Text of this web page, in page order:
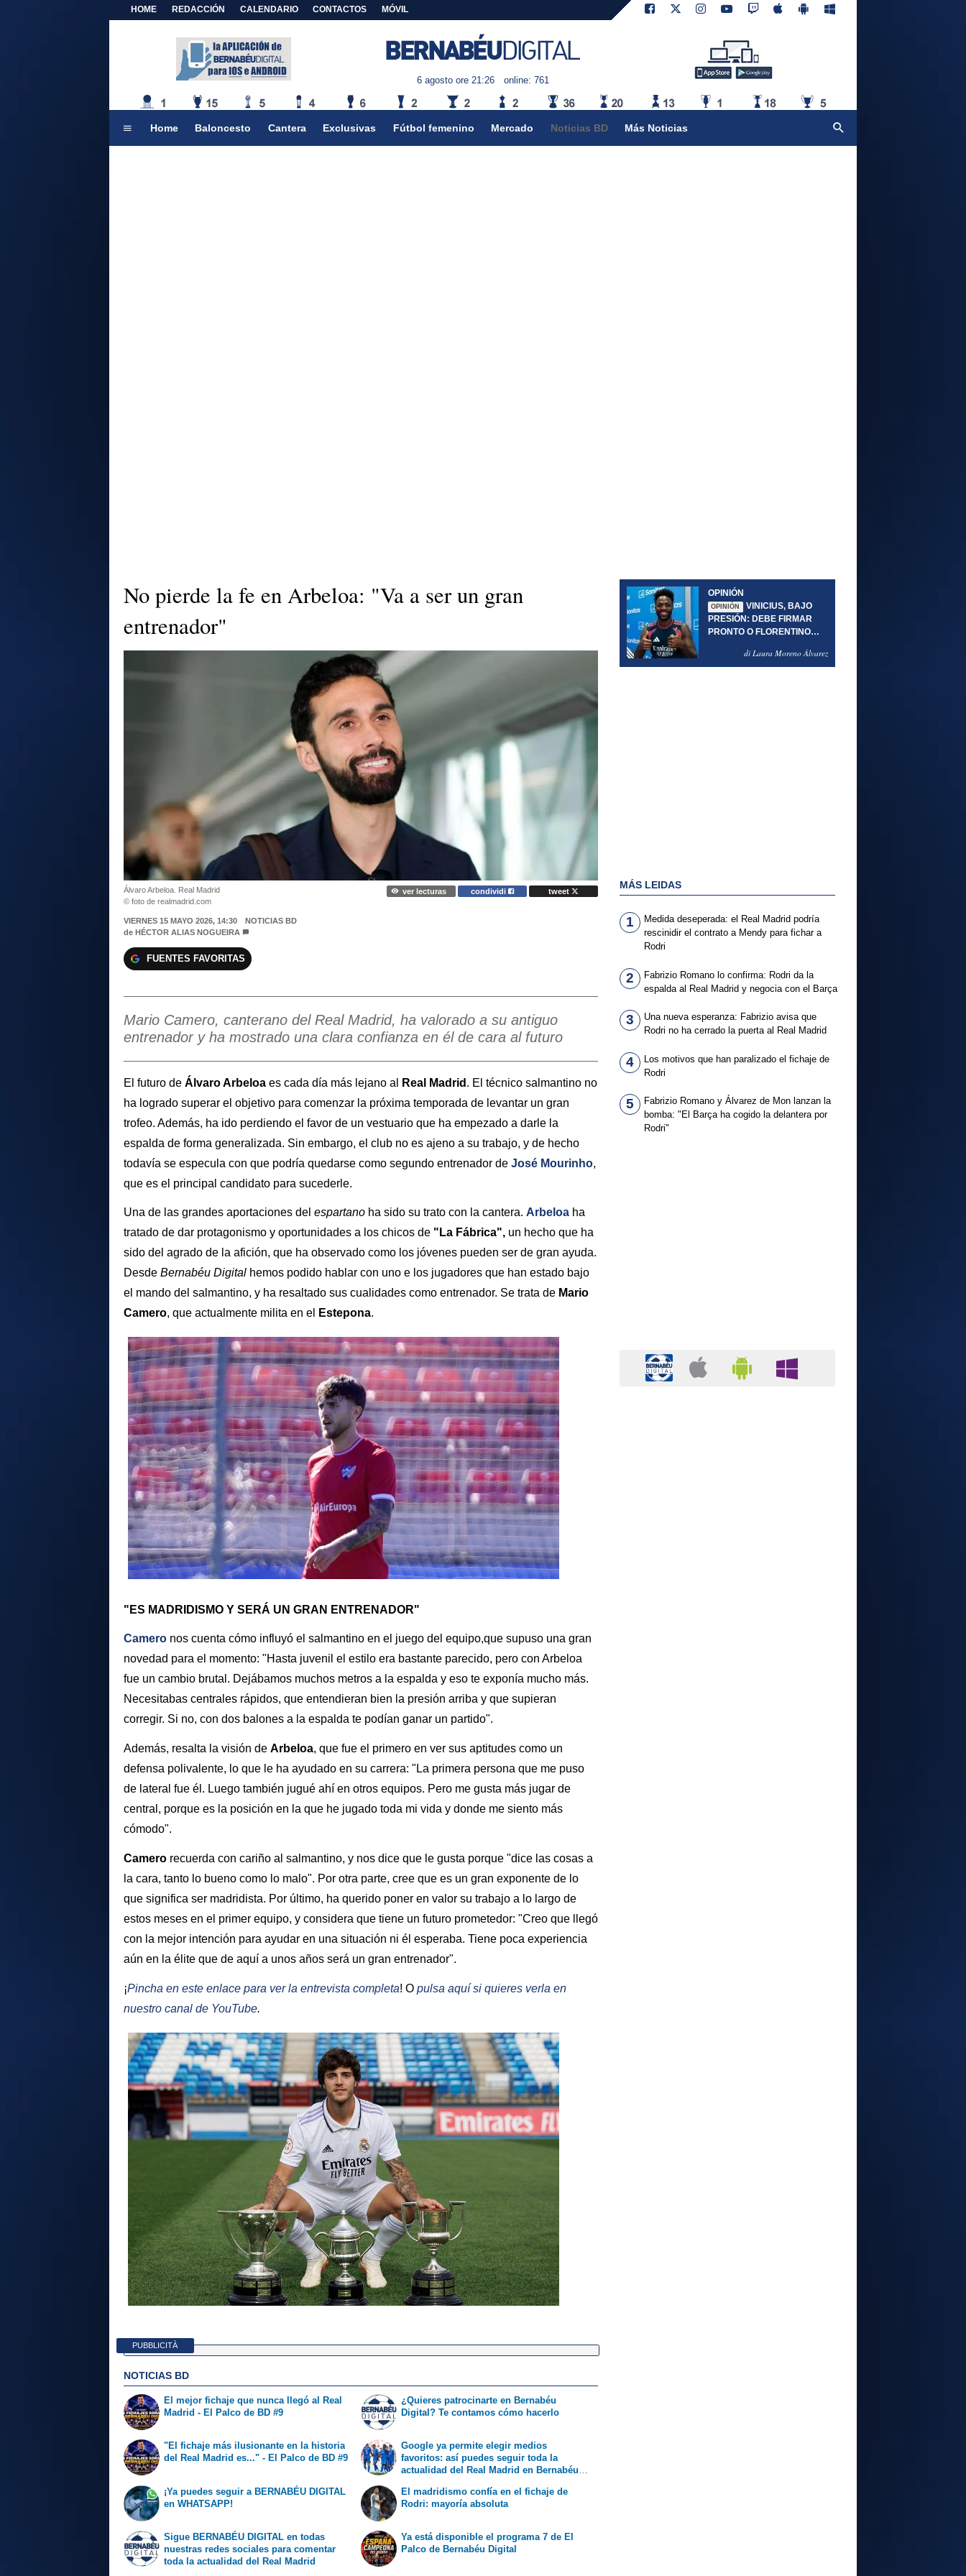
HOME REDACCIÓN CALENDARIO CONTACTOS MÓVIL
6 agosto ore 21:26 online: 761
Home Baloncesto Cantera Exclusivas Fútbol femenino Mercado Noticias BD Más Noticias
No pierde la fe en Arbeloa: "Va a ser un gran
entrenador"
Álvaro Arbeloa. Real Madrid
© foto de realmadrid.com
ver lecturas condividi tweet
VIERNES 15 MAYO 2026, 14:30
NOTICIAS BD
de HÉCTOR ALIAS NOGUEIRA
FUENTES FAVORITAS
Mario Camero, canterano del Real Madrid, ha valorado a su antiguo
entrenador y ha mostrado una clara confianza en él de cara al futuro
El futuro de Álvaro Arbeloa es cada día más lejano al Real Madrid . El técnico salmantino no
ha logrado superar el objetivo para comenzar la próxima temporada de levantar un gran
trofeo. Además, ha ido perdiendo el favor de un vestuario que ha empezado a darle la
espalda de forma generalizada. Sin embargo, el club no es ajeno a su trabajo, y de hecho
todavía se especula con que podría quedarse como segundo entrenador de José Mourinho,
que es el principal candidato para sucederle.
Una de las grandes aportaciones del espartano ha sido su trato con la cantera. Arbeloa ha
tratado de dar protagonismo y oportunidades a los chicos de "La Fábrica", un hecho que ha
sido del agrado de la afición, que ha observado como los jóvenes pueden ser de gran ayuda.
Desde Bernabéu Digital hemos podido hablar con uno e los jugadores que han estado bajo
el mando del salmantino, y ha resaltado sus cualidades como entrenador. Se trata de Mario
Camero, que actualmente milita en el Estepona.
"ES MADRIDISMO Y SERÁ UN GRAN ENTRENADOR"
Camero nos cuenta cómo influyó el salmantino en el juego del equipo,que supuso una gran
novedad para el momento: "Hasta juvenil el estilo era bastante parecido, pero con Arbeloa
fue un cambio brutal. Dejábamos muchos metros a la espalda y eso te exponía mucho más.
Necesitabas centrales rápidos, que entendieran bien la presión arriba y que supieran
corregir. Si no, con dos balones a la espalda te podían ganar un partido".
Además, resalta la visión de Arbeloa, que fue el primero en ver sus aptitudes como un
defensa polivalente, lo que le ha ayudado en su carrera: "La primera persona que me puso
de lateral fue él. Luego también jugué ahí en otros equipos. Pero me gusta más jugar de
central, porque es la posición en la que he jugado toda mi vida y donde me siento más
cómodo".
Camero recuerda con cariño al salmantino, y nos dice que le gusta porque "dice las cosas a
la cara, tanto lo bueno como lo malo". Por otra parte, cree que es un gran exponente de lo
que significa ser madridista. Por último, ha querido poner en valor su trabajo a lo largo de
estos meses en el primer equipo, y considera que tiene un futuro prometedor: "Creo que llegó
con la mejor intención para ayudar en una situación ni él esperaba. Tiene poca experiencia
aún en la élite que de aquí a unos años será un gran entrenador".
¡Pincha en este enlace para ver la entrevista completa! O pulsa aquí si quieres verla en
nuestro canal de YouTube.
PUBBLICITÀ
NOTICIAS BD
El mejor fichaje que nunca llegó al Real
Madrid - El Palco de BD #9
"El fichaje más ilusionante en la historia
del Real Madrid es..." - El Palco de BD #9
¿Quieres patrocinarte en Bernabéu
Digital? Te contamos cómo hacerlo
Google ya permite elegir medios
favoritos: así puedes seguir toda la
actualidad del Real Madrid en Bernabéu
¡Ya puedes seguir a BERNABÉU DIGITAL
en WHATSAPP!
Sigue BERNABÉU DIGITAL en todas
nuestras redes sociales para comentar
toda la actualidad del Real Madrid
El madridismo confía en el fichaje de
Rodri: mayoría absoluta
Ya está disponible el programa 7 de El
Palco de Bernabéu Digital
OPINIÓN
OPINIÓN
VINICIUS, BAJO
PRESIÓN: DEBE FIRMAR
PRONTO O FLORENTINO
di Laura Moreno Álvarez
MÁS LEIDAS
1
Medida deseperada: el Real Madrid podría
rescinidir el contrato a Mendy para fichar a
Rodri
2
Fabrizio Romano lo confirma: Rodri da la
espalda al Real Madrid y negocia con el Barça
3
Una nueva esperanza: Fabrizio avisa que
Rodri no ha cerrado la puerta al Real Madrid
4
Los motivos que han paralizado el fichaje de
Rodri
5
Fabrizio Romano y Álvarez de Mon lanzan la
bomba: "El Barça ha cogido la delantera por
Rodri"